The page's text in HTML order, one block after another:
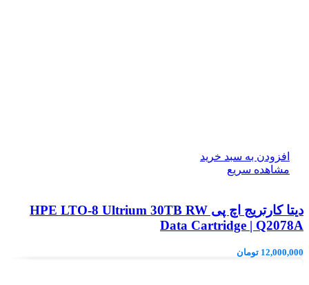
افزودن به سبد خرید
مشاهده سریع
دیتا کارتریج اچ پی HPE LTO‑8 Ultrium 30TB RW
Data Cartridge | Q2078A
12,000,000 تومان